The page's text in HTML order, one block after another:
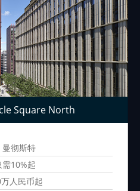
Square North
曼彻斯特
10%起
人民币起